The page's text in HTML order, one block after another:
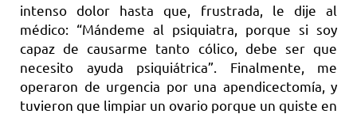
intenso dolor hasta que, frustrada, le dije al
médico: “Mándeme al psiquiatra, porque si soy
capaz de causarme tanto cólico, debe ser que
necesito ayuda psiquiátrica”. Finalmente, me
operaron de urgencia por una apendicectomía, y
tuvieron que limpiar un ovario porque un quiste en